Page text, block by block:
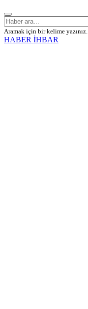
Aramak için bir kelime yazınız.
HABER İHBAR